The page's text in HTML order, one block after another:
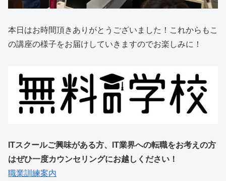
本日はお時間頂きありがとうございました！これからもこ
の講座の様子をお届けしていきますのでお楽しみに！
ITスクールご興味がある方、IT業界への転職をお考えの方
はぜひ一度カウンセリングにお越しください！
職業訓練案内